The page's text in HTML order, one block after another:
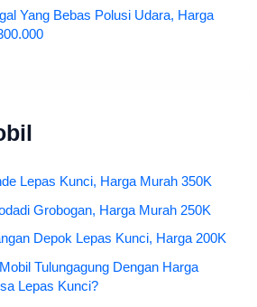
Yang Bebas Polusi Udara, Harga
Lepas Kunci, Harga Murah 350K
Grobogan, Harga Murah 250K
Depok Lepas Kunci, Harga 200K
Tulungagung Dengan Harga
Lepas Kunci?